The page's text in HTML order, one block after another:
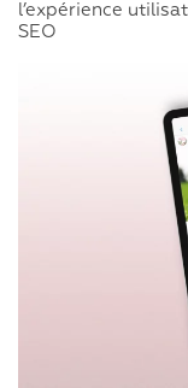
l’expérience
SEO